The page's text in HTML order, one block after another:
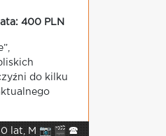
400 PLN
do kilku
lat, M 📷 🎬 🕿